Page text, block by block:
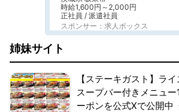
時給1,600円～2,000円
正社員 / 派遣社員
スポンサー：求人ボックス
姉妹サイト
【ステーキガスト】ラ
スープバー付きメニュー
ーポンを公式Xで公開中